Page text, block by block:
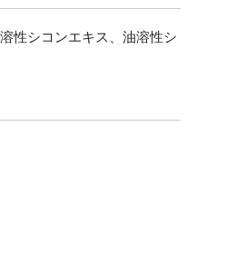
性シコンエキス、油溶性シ